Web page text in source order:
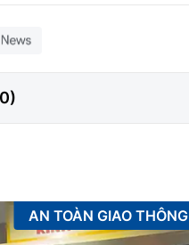
0)
AN TOÀN GIAO THÔNG